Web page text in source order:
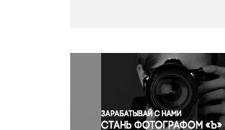
Окружающая среда
Политика
Правосудие
Происшествия и конфликты
Религия